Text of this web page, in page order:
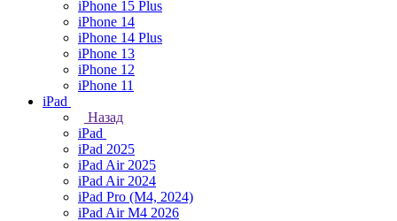
iPhone 15 Plus
iPhone 14
iPhone 14 Plus
iPhone 13
iPhone 12
iPhone 11
iPad
Назад
iPad
iPad 2025
iPad Air 2025
iPad Air 2024
iPad Pro (M4, 2024)
iPad Air M4 2026